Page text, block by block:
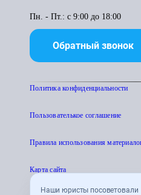
Наши юристы посоветовали
Пн. - Пт.: с 9:00 до 18:00
Обратный звонок
Политика конфиденциальности
Пользователькое соглашение
Правила использования
Карта сайта